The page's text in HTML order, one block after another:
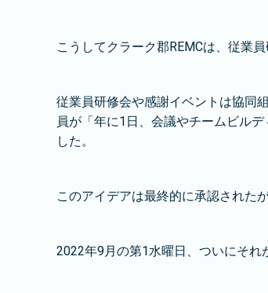
こうしてクラーク郡REMCは、従業
従業員研修会や感謝イベントは協同
員が「年に1日、会議やチームビル
した。
このアイデアは最終的に承認された
2022年9月の第1水曜日、ついにそれ